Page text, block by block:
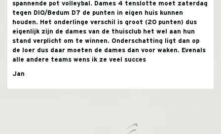
spannende pot volleybal. Dames 4 tenslotte moet zaterdag
tegen DIO/Bedum D7 de punten in eigen huis kunnen
houden. Het onderlinge verschil is groot (20 punten) dus
eigenlijk zijn de dames van de thuisclub het wel aan hun
stand verplicht om te winnen. Onderschatting ligt dan op
de loer dus daar moeten de dames dan voor waken. Evenals
alle andere teams wens ik ze veel succes
Jan